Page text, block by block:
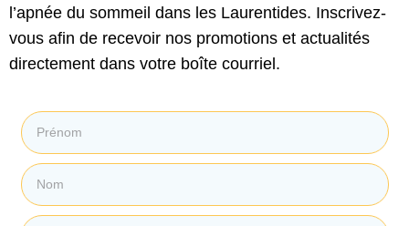
l’apnée du sommeil dans les Laurentides. Inscrivez-
vous afin de recevoir nos promotions et actualités
directement dans votre boîte courriel.